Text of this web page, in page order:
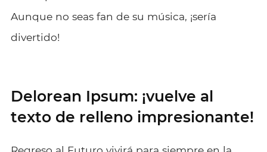
Aunque no seas fan de su música, ¡sería
divertido!
Delorean Ipsum: ¡vuelve al
texto de relleno impresionante!